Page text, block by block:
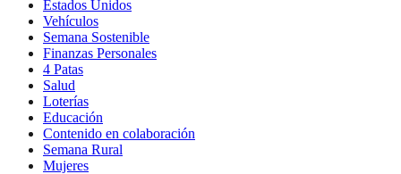
Estados Unidos
Vehículos
Semana Sostenible
Finanzas Personales
4 Patas
Salud
Loterías
Educación
Contenido en colaboración
Semana Rural
Mujeres